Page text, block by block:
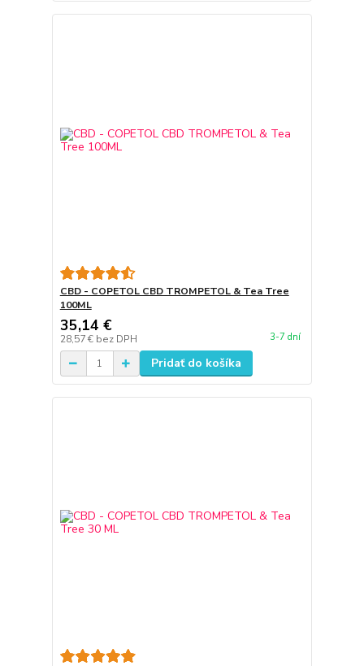
CBD - COPETOL CBD TROMPETOL & Tea Tree
100ML
35,14 €
28,57 € bez DPH 3-7 dní
Pridať do košíka